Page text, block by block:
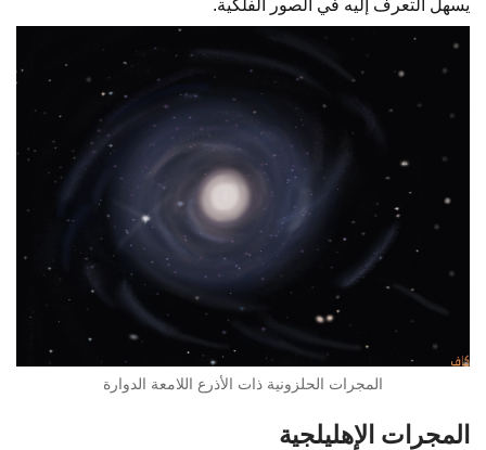
يسهل التعرف إليه في الصور الفلكية.
المجرات الحلزونية ذات الأذرع اللامعة الدوارة
المجرات الإهليلجية